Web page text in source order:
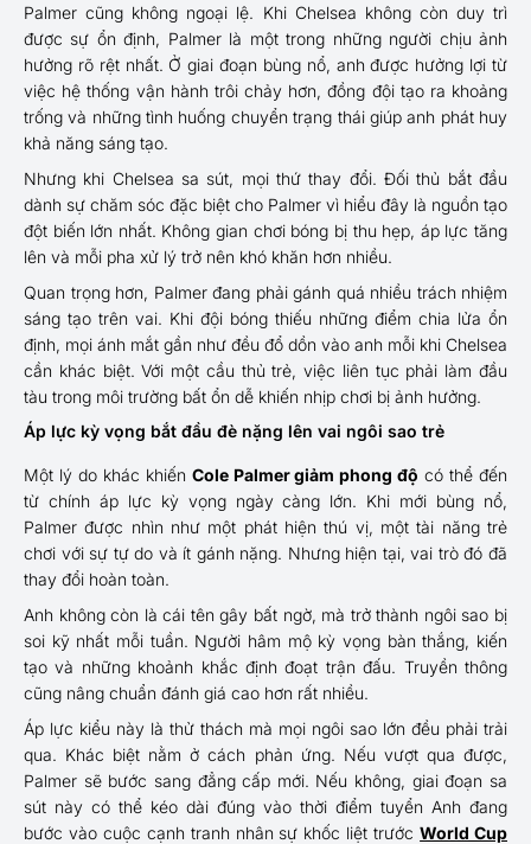
Palmer cũng không ngoại lệ. Khi Chelsea không còn duy trì
được sự ổn định, Palmer là một trong những người chịu ảnh
hưởng rõ rệt nhất. Ở giai đoạn bùng nổ, anh được hưởng lợi từ
việc hệ thống vận hành trôi chảy hơn, đồng đội tạo ra khoảng
trống và những tình huống chuyển trạng thái giúp anh phát huy
khả năng sáng tạo.
Nhưng khi Chelsea sa sút, mọi thứ thay đổi. Đối thủ bắt đầu
dành sự chăm sóc đặc biệt cho Palmer vì hiểu đây là nguồn tạo
đột biến lớn nhất. Không gian chơi bóng bị thu hẹp, áp lực tăng
lên và mỗi pha xử lý trở nên khó khăn hơn nhiều.
Quan trọng hơn, Palmer đang phải gánh quá nhiều trách nhiệm
sáng tạo trên vai. Khi đội bóng thiếu những điểm chia lửa ổn
định, mọi ánh mắt gần như đều đổ dồn vào anh mỗi khi Chelsea
cần khác biệt. Với một cầu thủ trẻ, việc liên tục phải làm đầu
tàu trong môi trường bất ổn dễ khiến nhịp chơi bị ảnh hưởng.
Áp lực kỳ vọng bắt đầu đè nặng lên vai ngôi sao trẻ
Một lý do khác khiến Cole Palmer giảm phong độ có thể đến
từ chính áp lực kỳ vọng ngày càng lớn. Khi mới bùng nổ,
Palmer được nhìn như một phát hiện thú vị, một tài năng trẻ
chơi với sự tự do và ít gánh nặng. Nhưng hiện tại, vai trò đó đã
thay đổi hoàn toàn.
Anh không còn là cái tên gây bất ngờ, mà trở thành ngôi sao bị
soi kỹ nhất mỗi tuần. Người hâm mộ kỳ vọng bàn thắng, kiến
tạo và những khoảnh khắc định đoạt trận đấu. Truyền thông
cũng nâng chuẩn đánh giá cao hơn rất nhiều.
Áp lực kiểu này là thử thách mà mọi ngôi sao lớn đều phải trải
qua. Khác biệt nằm ở cách phản ứng. Nếu vượt qua được,
Palmer sẽ bước sang đẳng cấp mới. Nếu không, giai đoạn sa
sút này có thể kéo dài đúng vào thời điểm tuyển Anh đang
bước vào cuộc cạnh tranh nhân sự khốc liệt trướcWorld Cup